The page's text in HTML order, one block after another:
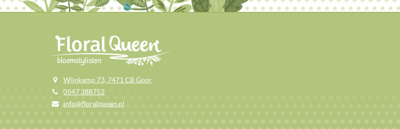
Wijnkamp 73, 7471 CB Goor
0547 388752
info@floralqueen.nl